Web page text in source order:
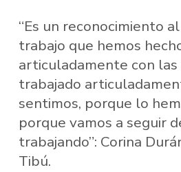
“Es un reconocimiento
trabajo que hemos
articuladamente con las
trabajado
sentimos, porque lo
porque vamos a seguir
trabajando”: Corina
Tibú.